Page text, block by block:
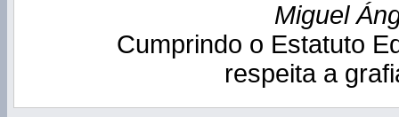
Miguel
Cumprindo o Estatuto
respeita a